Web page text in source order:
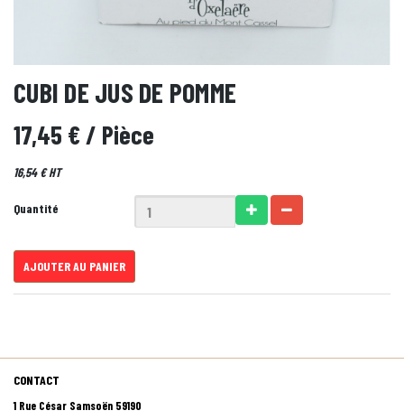
CUBI DE JUS DE POMME
17,45 €/ Pièce
16,54 € HT
Quantité
AJOUTER AU PANIER
CONTACT
1 Rue César Samsoën 59190